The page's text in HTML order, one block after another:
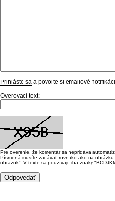
Prihláste sa a povoľte si emailové
Overovací text:
Pre overenie, že komentár sa nepridáva
Písmená musíte zadávať rovnako ako na
obrázok". V texte sa používajú iba znaky